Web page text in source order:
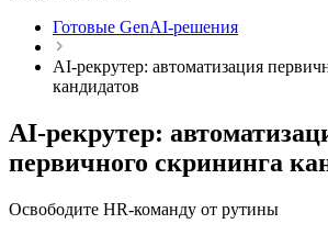
Готовые GenAI-решения
AI-рекрутер: автоматизация
кандидатов
AI-рекрутер:
первичного скрининга
Освободите HR-команду от рутины